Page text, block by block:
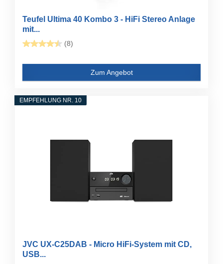
Teufel Ultima 40 Kombo 3 - HiFi Stereo Anlage
mit...
(8)
Zum Angebot
EMPFEHLUNG NR. 10
JVC UX-C25DAB - Micro HiFi-System mit CD,
USB...